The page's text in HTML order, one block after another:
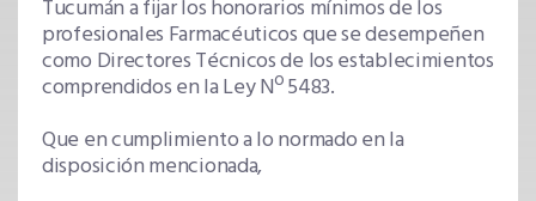
Tucumán a fijar los honorarios mínimos de los
profesionales Farmacéuticos que se desempeñen
como Directores Técnicos de los establecimientos
comprendidos en la Ley Nº 5483.
Que en cumplimiento a lo normado en la
disposición mencionada,